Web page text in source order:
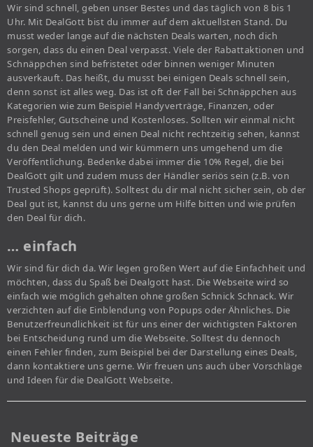
Wir sind schnell, geben unser Bestes und das täglich von 8 bis 1
Uhr. Mit DealGott bist du immer auf dem aktuellsten Stand. Du
musst weder lange auf die nächsten Deals warten, noch dich
sorgen, dass du einen Deal verpasst. Viele der Rabattaktionen und
Schnäppchen sind befristetet oder binnen weniger Minuten
ausverkauft. Das heißt, du musst bei einigen Deals schnell sein,
denn sonst ist alles weg. Das ist oft der Fall bei Schnäppchen aus
Kategorien wie zum Beispiel Handyverträge, Finanzen, oder
Preisfehler, Gutscheine und Kostenloses. Sollten wir einmal nicht
schnell genug sein und einen Deal nicht rechtzeitig sehen, kannst
du den Deal melden und wir kümmern uns umgehend um die
Veröffentlichung. Bedenke dabei immer die 10% Regel, die bei
DealGott gilt und zudem muss der Händler seriös sein (z.B. von
Trusted Shops geprüft). Solltest du dir mal nicht sicher sein, ob der
Deal gut ist, kannst du uns gerne um Hilfe bitten und wie prüfen
den Deal für dich.
… einfach
Wir sind für dich da. Wir legen großen Wert auf die Einfachheit und
möchten, dass du Spaß bei Dealgott hast. Die Webseite wird so
einfach wie möglich gehalten ohne großen Schnick Schnack. Wir
verzichten auf die Einblendung von Popups oder Ähnliches. Die
Benutzerfreundlichkeit ist für uns einer der wichtigsten Faktoren
bei Entscheidung rund um die Webseite. Solltest du dennoch
einen Fehler finden, zum Beispiel bei der Darstellung eines Deals,
dann kontaktiere uns gerne. Wir freuen uns auch über Vorschläge
und Ideen für die DealGott Webseite.
Neueste Beiträge